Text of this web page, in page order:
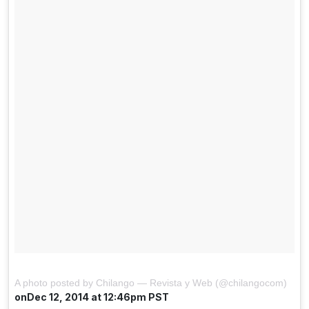
A photo posted by Chilango — Revista y Web (@chilangocom)
onDec 12, 2014 at 12:46pm PST